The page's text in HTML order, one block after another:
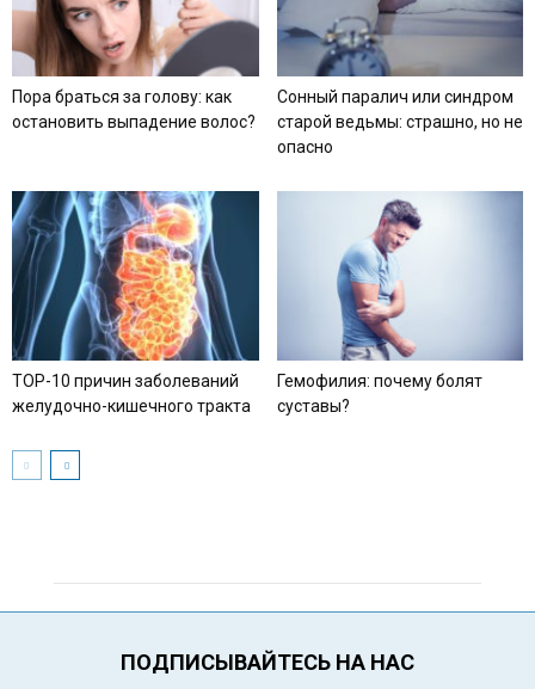
Пора браться за голову: как
остановить выпадение волос?
Сонный паралич или синдром
старой ведьмы: страшно, но не
опасно
TOP-10 причин заболеваний
желудочно-кишечного тракта
Гемофилия: почему болят
суставы?
ПОДПИСЫВАЙТЕСЬ НА НАС